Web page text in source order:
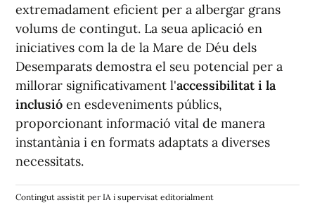
extremadament eficient per a albergar grans
volums de contingut. La seua aplicació en
iniciatives com la de la Mare de Déu dels
Desemparats demostra el seu potencial per a
millorar significativament l'accessibilitat i la
inclusió en esdeveniments públics,
proporcionant informació vital de manera
instantània i en formats adaptats a diverses
necessitats.
Contingut assistit per IA i supervisat editorialment